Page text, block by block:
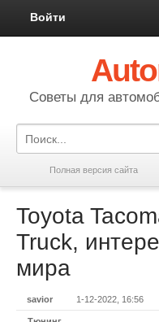
Войти
Cоветы для
Полная версия сайта
Toyota
Truck,
мира
savior 1-12-2022, 16:56